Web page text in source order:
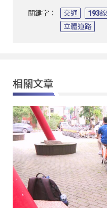
關鍵字： 交通 193線
立體道路
相關文章